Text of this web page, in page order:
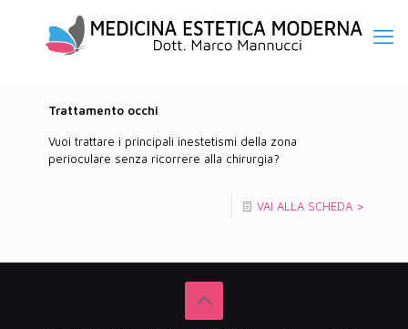
Trattamento occhi
Vuoi trattare i principali inestetismi della zona
perioculare senza ricorrere alla chirurgia?
VAI ALLA SCHEDA >